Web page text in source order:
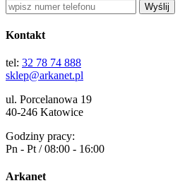
Wyślij
Kontakt
tel: 32 78 74 888
sklep@arkanet.pl
ul. Porcelanowa 19
40-246 Katowice
Godziny pracy:
Pn - Pt / 08:00 - 16:00
Arkanet